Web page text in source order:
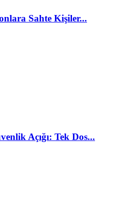
Sahte Kişiler...
Açığı: Tek Dos...